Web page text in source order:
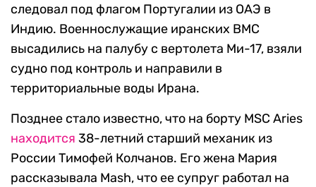
следовал под флагом Португалии из ОАЭ в
Индию. Военнослужащие иранских ВМС
высадились на палубу с вертолета Ми-17, взяли
судно под контроль и направили в
территориальные воды Ирана.
Позднее стало известно, что на борту MSC Aries
находится 38-летний старший механик из
России Тимофей Колчанов. Его жена Мария
рассказывала Mash, что ее супруг работал на